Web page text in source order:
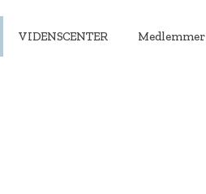
VIDENSCENTER Medlemmer